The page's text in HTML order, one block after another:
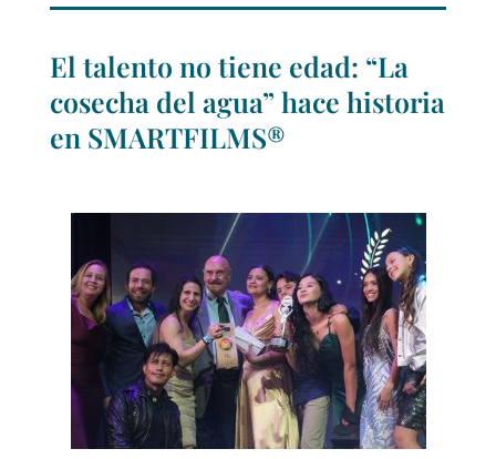
El talento no tiene edad: “La
cosecha del agua” hace historia
en SMARTFILMS®